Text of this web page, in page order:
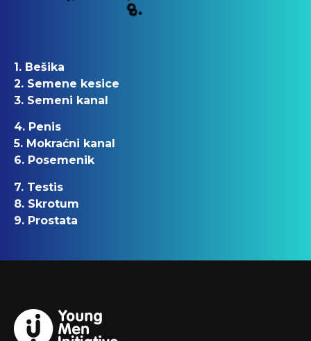
1. Bešika
2. Semene kesice
3. Semeni kanal
4. Penis
5. Mokraćni kanal
6. Posemenik
7. Testis
8. Skrotum
9. Prostata